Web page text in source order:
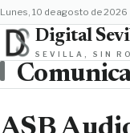
lunes, 10 de agosto de 2026
Digital
SEVILLA, SIN